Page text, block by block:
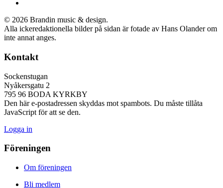
© 2026 Brandin music & design.
Alla ickeredaktionella bilder på sidan är fotade av Hans Olander om
inte annat anges.
Kontakt
Sockenstugan
Nyåkersgatu 2
795 96 BODA KYRKBY
Den här e-postadressen skyddas mot spambots. Du måste tillåta
JavaScript för att se den.
Logga in
Föreningen
Om föreningen
Bli medlem